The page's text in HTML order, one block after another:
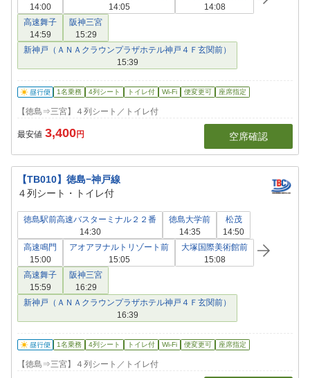
14:00
14:05
14:08
高速舞子
14:59
阪神三宮
15:29
新神戸（ＡＮＡクラウンプラザホテル神戸４Ｆ玄関前）
15:39
1名乗務 4列シート トイレ付 Wi-Fi 便変更可 座席指定
【徳島⇒三宮】４列シート／トイレ付
最安値 3,400円 空席確認
【TB010】徳島−神戸線
４列シート・トイレ付
徳島駅前高速バスターミナル２２番
14:30
徳島大学前
14:35
松茂
14:50
高速鳴門
15:00
アオアヲナルトリゾート前
15:05
大塚国際美術館前
15:08
高速舞子
15:59
阪神三宮
16:29
新神戸（ＡＮＡクラウンプラザホテル神戸４Ｆ玄関前）
16:39
1名乗務 4列シート トイレ付 Wi-Fi 便変更可 座席指定
【徳島⇒三宮】４列シート／トイレ付